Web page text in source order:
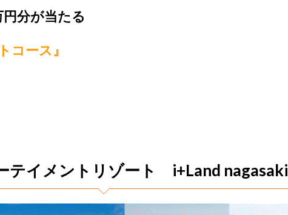
分が当たる
コース』
イメントリゾート i+Land nagasaki